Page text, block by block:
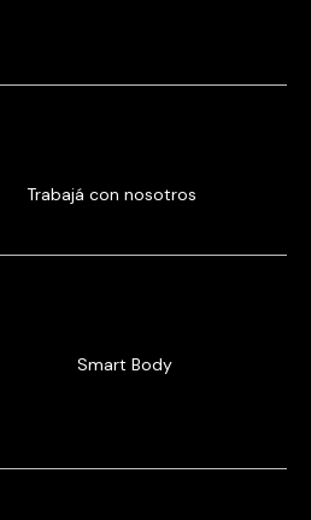
Trabajá con nosotros
Smart Body